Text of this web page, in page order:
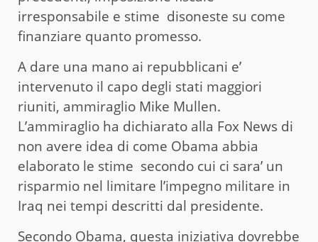
irresponsabile e stime disoneste su come
finanziare quanto promesso.
A dare una mano ai repubblicani e’
intervenuto il capo degli stati maggiori
riuniti, ammiraglio Mike Mullen.
L’ammiraglio ha dichiarato alla Fox News di
non avere idea di come Obama abbia
elaborato le stime secondo cui ci sara’ un
risparmio nel limitare l’impegno militare in
Iraq nei tempi descritti dal presidente.
Secondo Obama, questa iniziativa dovrebbe